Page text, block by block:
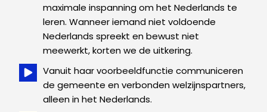
maximale inspanning om het Nederlands te
leren. Wanneer iemand niet voldoende
Nederlands spreekt en bewust niet
meewerkt, korten we de uitkering.
Vanuit haar voorbeeldfunctie communiceren
de gemeente en verbonden welzijnspartners,
alleen in het Nederlands.